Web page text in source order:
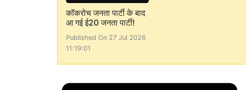
कॉकरोच जनता पार्टी के बाद
आ गई ई20 जनता पार्टी!
Published On 27 Jul 2026
11:19:01